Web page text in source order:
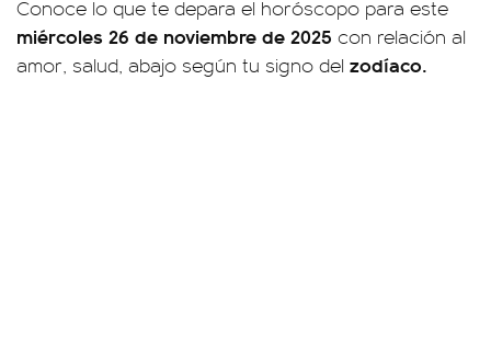
Conoce lo que te depara el horóscopo para este
miércoles 26 de noviembre de 2025 con relación al
amor, salud, abajo según tu signo del zodíaco.